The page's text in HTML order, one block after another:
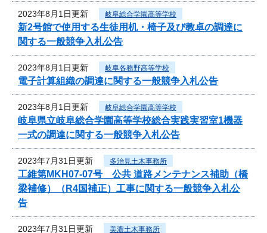
2023年8月1日更新 岐阜総合学園高等学校
新2号館で使用する生徒用机・椅子及び教卓の調達に
関する一般競争入札公告
2023年8月1日更新 岐阜各務野高等学校
電子計算組織の調達に関する一般競争入札公告
2023年8月1日更新 岐阜総合学園高等学校
岐阜県立岐阜総合学園高等学校総合実践実習室1機器
一式の調達に関する一般競争入札公告
2023年7月31日更新 多治見土木事務所
工維第MKH07-07号 公共 道路メンテナンス補助（橋
梁補修）（R4国補正）工事に関する一般競争入札公
告
2023年7月31日更新 美濃土木事務所